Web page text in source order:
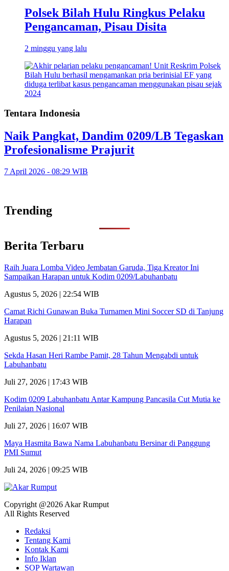
Polsek Bilah Hulu Ringkus Pelaku
Pengancaman, Pisau Disita
2 minggu yang lalu
Tentara Indonesia
Naik Pangkat, Dandim 0209/LB Tegaskan
Profesionalisme Prajurit
7 April 2026 - 08:29 WIB
Trending
Berita Terbaru
Raih Juara Lomba Video Jembatan Garuda, Tiga Kreator Ini
Sampaikan Harapan untuk Kodim 0209/Labuhanbatu
Agustus 5, 2026 | 22:54 WIB
Camat Richi Gunawan Buka Turnamen Mini Soccer SD di Tanjung
Harapan
Agustus 5, 2026 | 21:11 WIB
Sekda Hasan Heri Rambe Pamit, 28 Tahun Mengabdi untuk
Labuhanbatu
Juli 27, 2026 | 17:43 WIB
Kodim 0209 Labuhanbatu Antar Kampung Pancasila Cut Mutia ke
Penilaian Nasional
Juli 27, 2026 | 16:07 WIB
Maya Hasmita Bawa Nama Labuhanbatu Bersinar di Panggung
PMI Sumut
Juli 24, 2026 | 09:25 WIB
Copyright @2026 Akar Rumput
All Rights Reserved
Redaksi
Tentang Kami
Kontak Kami
Info Iklan
SOP Wartawan